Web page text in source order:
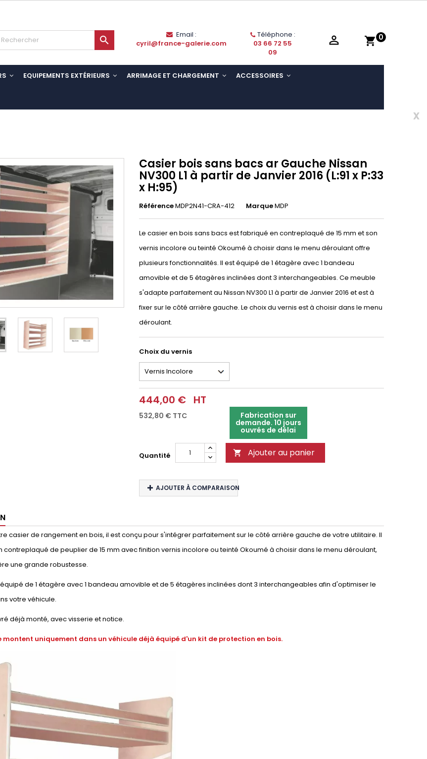
shopping_cart 0

Email :
cyril@france-galerie.com
Téléphone :
03 66 72 55
09

EQUIPEMENTS EXTÉRIEURS ARRIMAGE ET CHARGEMENT ACCESSOIRES
x
Casier bois sans bacs ar Gauche Nissan
NV300 L1 à partir de Janvier 2016 (L:91 x P:33
x H:95)
RéférenceMDP2N41-CRA-412 MarqueMDP
Le casier en bois sans bacs est fabriqué en contreplaqué de 15 mm et son
vernis incolore ou teinté Okoumé à choisir dans le menu déroulant offre
plusieurs fonctionnalités. Il est équipé de 1 étagère avec 1 bandeau
amovible et de 5 étagères inclinées dont 3 interchangeables. Ce meuble
s'adapte parfaitement au Nissan NV300 L1 à partir de Janvier 2016 et est à
fixer sur le côté arrière gauche. Le choix du vernis est à choisir dans le menu
déroulant.
Choix du vernis
444,00 € HT
532,80 € TTC Fabrication sur
demande. 10 jours
ouvrés de délai
Quantité  Ajouter au panier
AJOUTER À COMPARAISON
casier de rangement en bois, il est conçu pour s'intégrer parfaitement sur le côté arrière gauche de votre utilitaire. Il
contreplaqué de peuplier de 15 mm avec finition vernis incolore ou teinté Okoumé à choisir dans le menu déroulant,
une grande robustesse.
de 1 étagère avec 1 bandeau amovible et de 5 étagères inclinées dont 3 interchangeables afin d'optimiser le
votre véhicule.
déjà monté, avec visserie et notice.
montent uniquement dans un véhicule déjà équipé d'un kit de protection en bois.